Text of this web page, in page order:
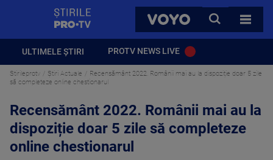
VOYO
CAUTA
TOATE
ULTIMELE ȘTIRI PROTV NEWS LIVE
Stirileprotv Știri Actuale
Recensământ 2022. Românii mai au la dispoziție doar 5 zile
să completeze online chestionarul
Recensământ 2022. Românii mai au la
dispoziție doar 5 zile să completeze
online chestionarul